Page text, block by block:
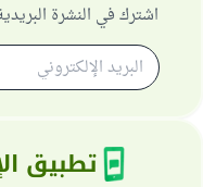
اشترك في النشرة
تطبيق